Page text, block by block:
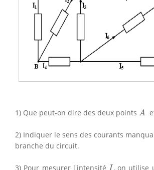
1) Que peut-on dire des deux points A
A
2) Indiquer le sens des courants
branche du circuit.
3) Pour mesurer l'intensité I, on utilise